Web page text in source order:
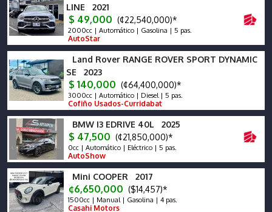
LINE 2021
$ 49,000 (¢22,540,000)*
2000cc | Automático | Gasolina | 5 pas.
AutoStar
Land Rover RANGE ROVER SPORT DYNAMIC
SE 2023
$ 140,000 (¢64,400,000)*
3000cc | Automático | Diesel | 5 pas.
Cofiño Usados-Curridabat
BMW I3 EDRIVE 40L 2025
$ 47,500 (¢21,850,000)*
0cc | Automático | Eléctrico | 5 pas.
AutoShow
Mini COOPER 2017
¢6,650,000 ($14,457)*
1500cc | Manual | Gasolina | 4 pas.
Casahi Motors